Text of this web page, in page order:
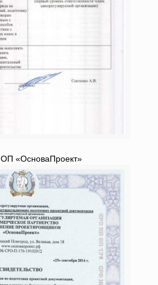
«ОсноваПроект»